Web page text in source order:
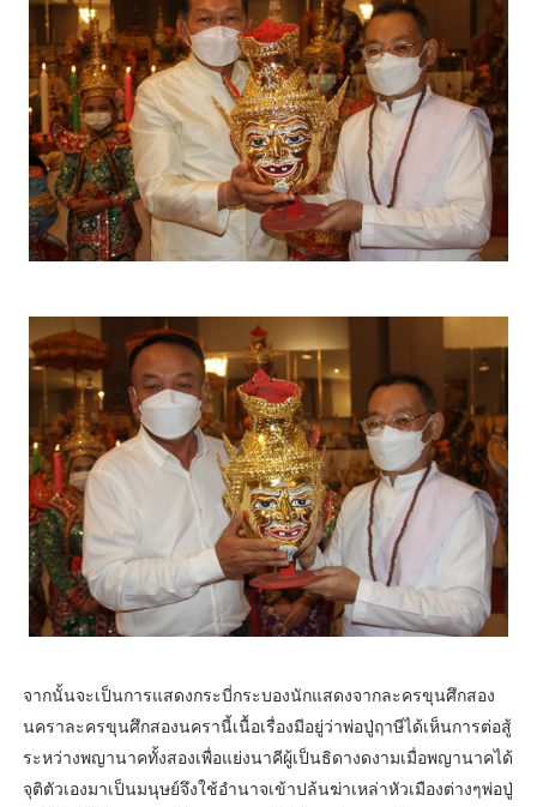
จากนั้นจะเป็นการแสดงกระบี่กระบองนักแสดงจากละครขุนศึกสอง
นคราละครขุนศึกสองนครานี้เนื้อเรื่องมีอยู่ว่าพ่อปู่ฤาษีได้เห็นการต่อสู้
ระหว่างพญานาคทั้งสองเพื่อแย่งนาคีผู้เป็นธิดางดงามเมื่อพญานาคได้
จุติตัวเองมาเป็นมนุษย์จึงใช้อำนาจเข้าปล้นฆ่าเหล่าหัวเมืองต่างๆพ่อปู่